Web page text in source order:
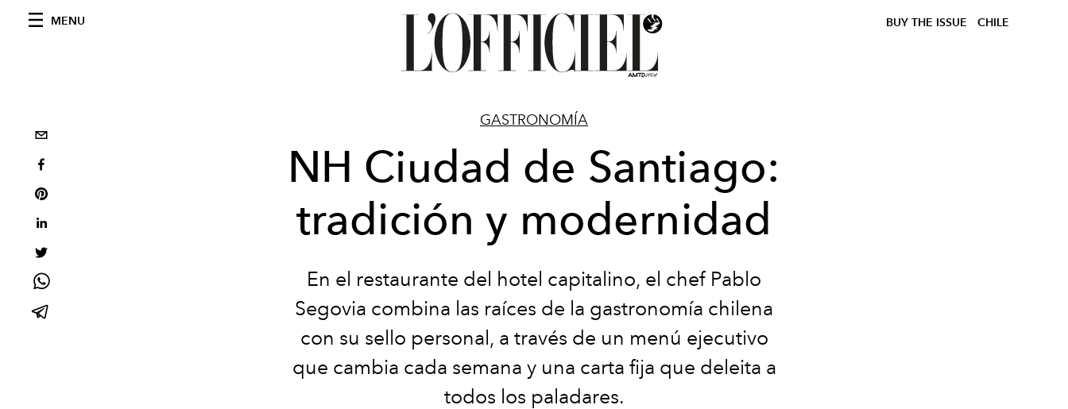
MENU BUY THE ISSUE CHILE
GASTRONOMÍA
NH Ciudad de Santiago:
tradición y modernidad
En el restaurante del hotel capitalino, el chef Pablo
Segovia combina las raíces de la gastronomía chilena
con su sello personal, a través de un menú ejecutivo
que cambia cada semana y una carta fija que deleita a
todos los paladares.